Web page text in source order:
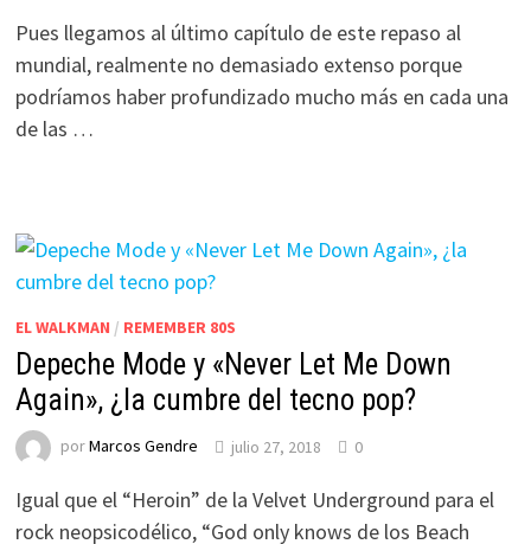
Pues llegamos al último capítulo de este repaso al
mundial, realmente no demasiado extenso porque
podríamos haber profundizado mucho más en cada una
de las …
EL WALKMAN / REMEMBER 80S
Depeche Mode y «Never Let Me Down
Again», ¿la cumbre del tecno pop?
porMarcos Gendre julio 27, 2018 0
Igual que el “Heroin” de la Velvet Underground para el
rock neopsicodélico, “God only knows de los Beach